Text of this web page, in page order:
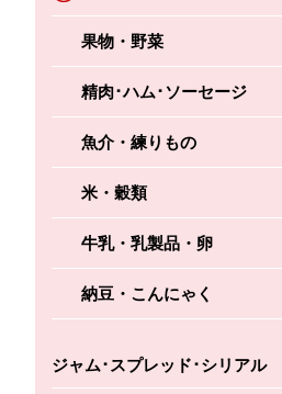
果物・野菜
精肉･ハム･ソーセージ
魚介・練りもの
米・穀類
牛乳・乳製品・卵
納豆・こんにゃく
ジャム･スプレッド･シリアル